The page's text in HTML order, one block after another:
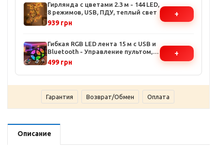
Гирлянда с цветами 2.3 м - 144 LED,
8 режимов, USB, ПДУ, теплый свет
939 грн
+
Гибкая RGB LED лента 15 м с USB и
Bluetooth - Управление пультом,
Подходит для ТВ и мебели
499 грн
+
Гарантия Возврат/Обмен Оплата
Описание